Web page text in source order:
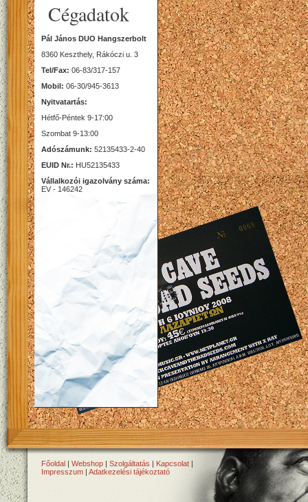
Cégadatok
Pál János DUO Hangszerbolt
8360 Keszthely, Rákóczi u. 3
Tel/Fax: 06-83/317-157
Mobil: 06-30/945-3613
Nyitvatartás:
Hétfő-Péntek 9-17:00
Szombat 9-13:00
Adószámunk: 52135433-2-40
EUID Nr.: HU52135433
Vállalkozói igazolvány száma:
EV - 146242
Főoldal | Webshop | Szolgáltatás | Kapcsolat |
Impresszum | Adatkezelési tájékoztató